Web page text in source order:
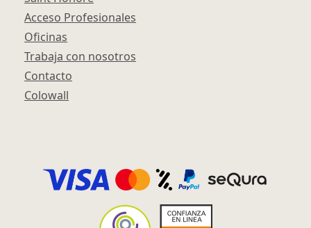
Acceso Profesionales
Oficinas
Trabaja con nosotros
Contacto
Colowall